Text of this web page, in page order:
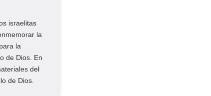
israelitas
la
la
de Dios. En
del
de Dios.